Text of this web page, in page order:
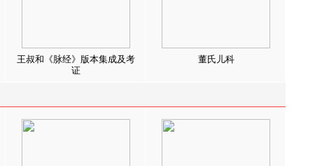
王叔和《脉经》版本集成及考
证
董氏儿科